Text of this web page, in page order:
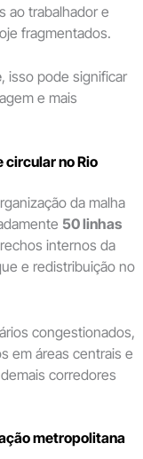
ao trabalhador e
fragmentados.
, isso pode significar
e mais
circular no Rio
da malha
50 linhas
internos da
e redistribuição no
congestionados,
em áreas centrais e
corredores
metropolitana